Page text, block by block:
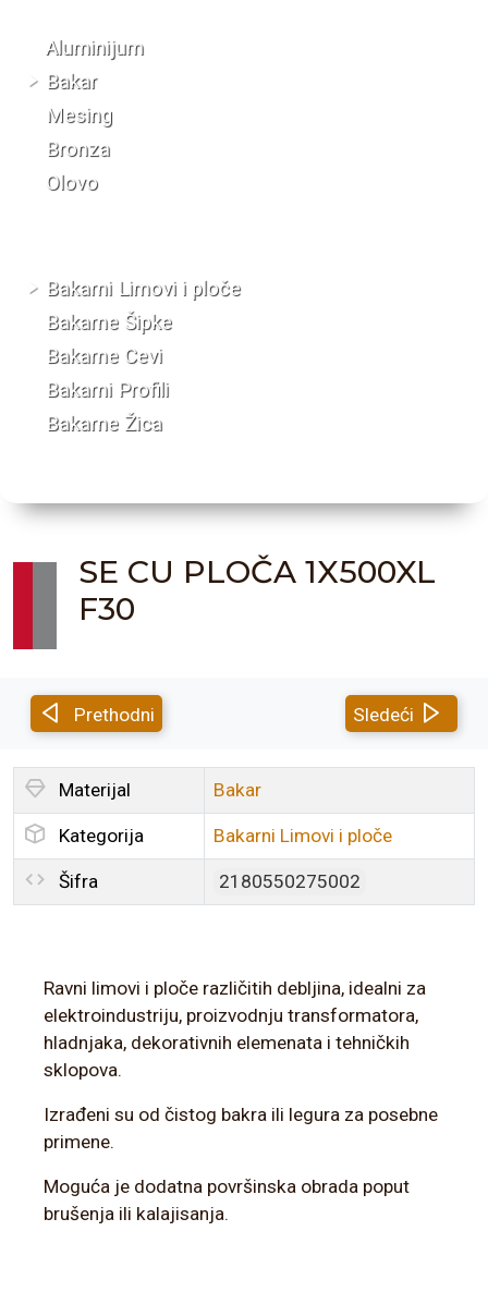
Aluminijum
Bakar
Mesing
Bronza
Olovo
Bakarni Limovi i ploče
Bakarne Šipke
Bakarne Cevi
Bakarni Profili
Bakarne Žica
SE CU PLOČA 1X500XL
F30
Prethodni Sledeći
Materijal Bakar
Kategorija Bakarni Limovi i ploče
Šifra 2180550275002
Ravni limovi i ploče različitih debljina, idealni za
elektroindustriju, proizvodnju transformatora,
hladnjaka, dekorativnih elemenata i tehničkih
sklopova.
Izrađeni su od čistog bakra ili legura za posebne
primene.
Moguća je dodatna površinska obrada poput
brušenja ili kalajisanja.